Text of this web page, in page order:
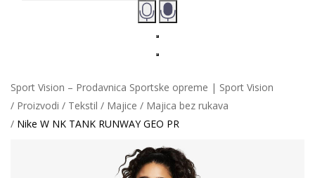
Sport Vision – Prodavnica Sportske opreme | Sport Vision
Proizvodi
Tekstil Majice
Majica bez rukava
Nike W NK TANK RUNWAY GEO PR